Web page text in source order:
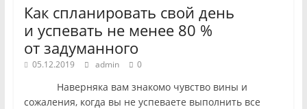
Как спланировать свой день
и успевать не менее 80 %
от задуманного
05.12.2019 admin 0
Наверняка вам знакомо чувство вины и
сожаления, когда вы не успеваете выполнить все